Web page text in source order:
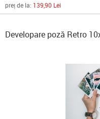
preț de la: 139,90 Lei
Developare poză Retro